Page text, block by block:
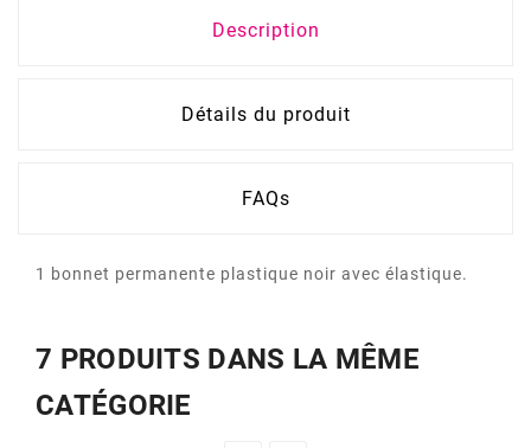
Description
Détails du produit
FAQs
1 bonnet permanente plastique noir avec élastique.
7 PRODUITS DANS LA MÊME
CATÉGORIE